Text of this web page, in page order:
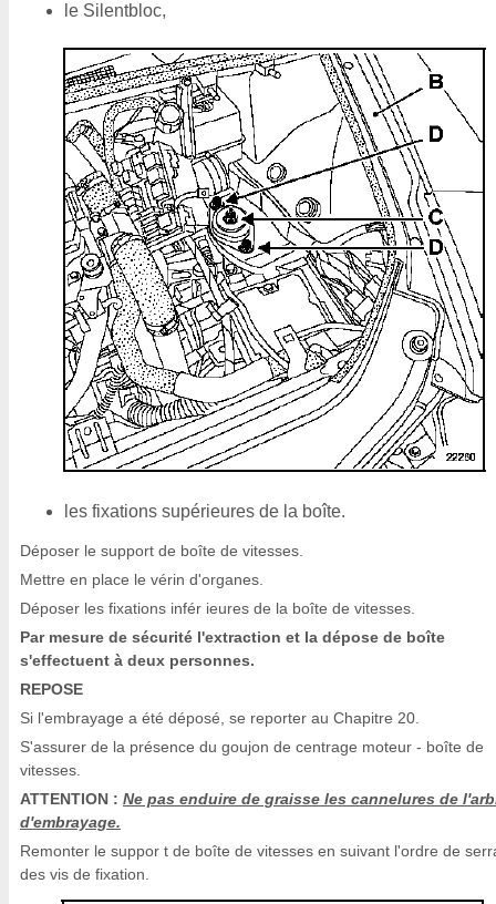
le Silentbloc,
les fixations supérieures de la boîte.
Déposer le support de boîte de vitesses.
Mettre en place le vérin d'organes.
Déposer les fixations infér ieures de la boîte de vitesses.
Par mesure de sécurité l'extraction et la dépose de boîte
s'effectuent à deux personnes.
REPOSE
Si l'embrayage a été déposé, se reporter au Chapitre 20.
S'assurer de la présence du goujon de centrage moteur - boîte de
vitesses.
ATTENTION : Ne pas enduire de graisse les cannelures de
d'embrayage.
Remonter le suppor t de boîte de vitesses en suivant l'ordre de
des vis de fixation.